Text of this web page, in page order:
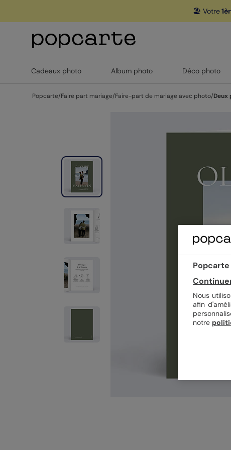
🏖️ Votre
Cadeaux photo Album photo Déco photo
Popcarte/Faire part mariage/Faire-part de mariage avec photo/Deux
Nous
afin
notre